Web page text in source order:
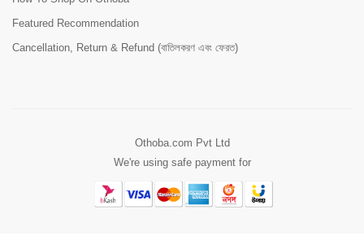
Featured Recommendation
Cancellation, Return & Refund (বাতিলকরণ এবং ফেরত)
Othoba.com Pvt Ltd
We're using safe payment for